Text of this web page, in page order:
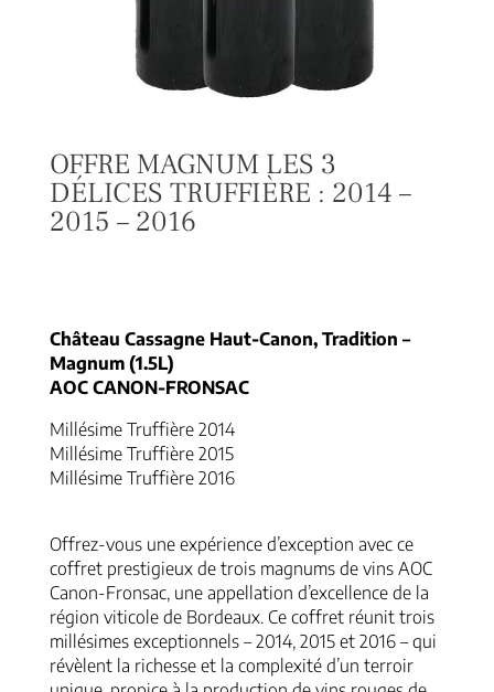
OFFRE MAGNUM LES 3
DÉLICES TRUFFIÈRE : 2014 –
2015 – 2016
Château Cassagne Haut-Canon, Tradition –
Magnum (1.5L)
AOC CANON-FRONSAC
Millésime Truffière 2014
Millésime Truffière 2015
Millésime Truffière 2016
Offrez-vous une expérience d’exception avec ce
coffret prestigieux de trois magnums de vins AOC
Canon-Fronsac, une appellation d’excellence de la
région viticole de Bordeaux. Ce coffret réunit trois
millésimes exceptionnels – 2014, 2015 et 2016 – qui
révèlent la richesse et la complexité d’un terroir